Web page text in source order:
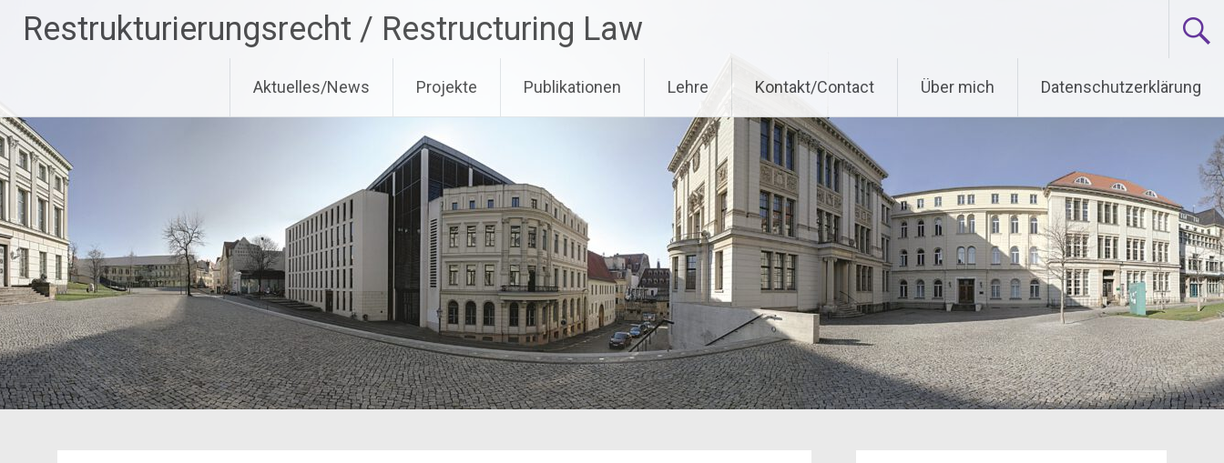
InhaltRestrukturierungsrecht / Restructuring Law
Aktuelles/News Projekte Publikationen Lehre Kontakt/Contact Über mich Datenschutzerklärung